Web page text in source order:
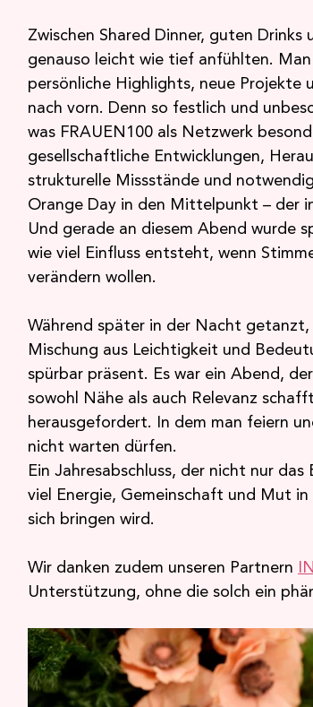
Zwischen Shared Dinner, guten
genauso leicht wie tief anfühlten.
persönliche Highlights, neue Projekte
nach vorn. Denn so festlich und
was FRAUEN100 als Netzwerk
gesellschaftliche Entwicklungen,
strukturelle Missstände und
Orange Day in den Mittelpunkt – der
Und gerade an diesem Abend wurde
wie viel Einfluss entsteht, wenn
verändern wollen.
Während später in der Nacht
Mischung aus Leichtigkeit und
spürbar präsent. Es war ein Abend,
sowohl Nähe als auch Relevanz
herausgefordert. In dem man feiern
nicht warten dürfen.
Ein Jahresabschluss, der nicht nur
viel Energie, Gemeinschaft und Mut
sich bringen wird.
Wir danken zudem unseren Partnern
Unterstützung, ohne die solch ein